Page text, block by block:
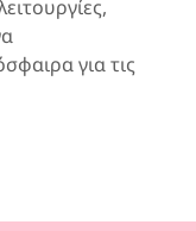
για τις